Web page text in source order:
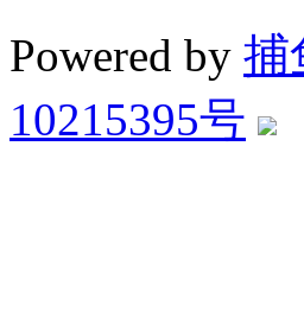
Powered by 捕
10215395号